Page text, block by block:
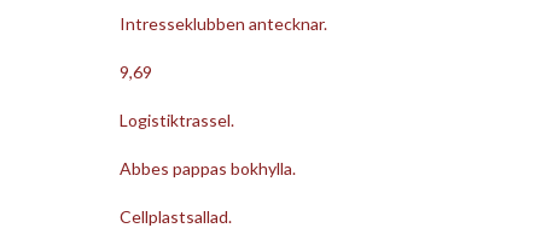
Intresseklubben antecknar.
9,69
Logistiktrassel.
Abbes pappas bokhylla.
Cellplastsallad.